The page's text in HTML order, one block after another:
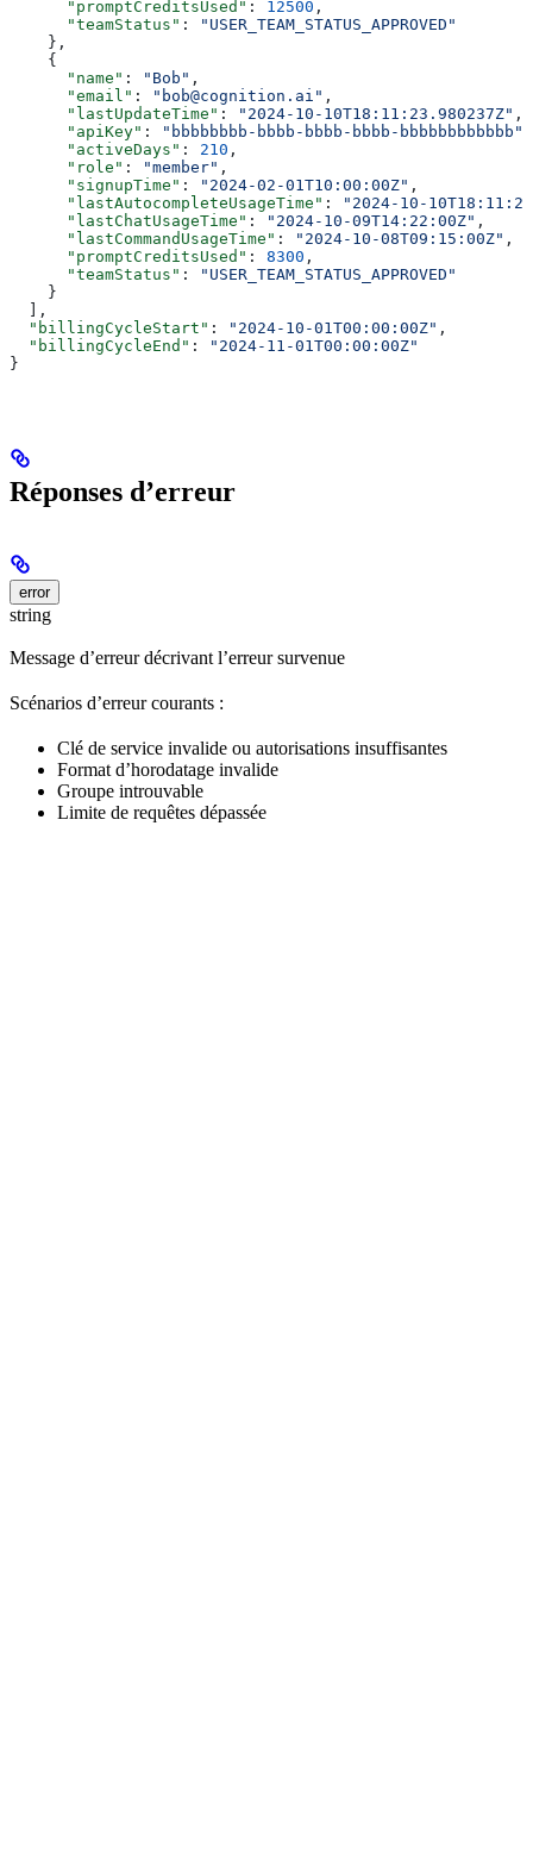
      "promptCreditsUsed"
: 12500 ,
      "teamStatus"
:
"USER_TEAM_STATUS_APPROVED"
    },
    {
      "name"
: "Bob" ,
      "email"
: "bob@cognition.ai" ,
      "lastUpdateTime"
: "2024-10-10T18:11:23.980237Z" ,
      "apiKey"
: "bbbbbbbb-bbbb-bbbb-bbbb-bbbbbbbbbbbb"
      "activeDays"
: 210 ,
      "role"
: "member" ,
      "signupTime"
: "2024-02-01T10:00:00Z" ,
      "lastAutocompleteUsageTime"
:
"2024-10-
      "lastChatUsageTime"
: "2024-10-09T14:22:00Z" ,
      "lastCommandUsageTime"
: "2024-10-08T09:15:00Z" ,
      "promptCreditsUsed"
: 8300 ,
      "teamStatus"
:
"USER_TEAM_STATUS_APPROVED"
    }
  ],
  "billingCycleStart"
: "2024-10-01T00:00:00Z" ,
  "billingCycleEnd"
:
"2024-11-01T00:00:00Z"
}
Réponses d’erreur
error
string
Message d’erreur décrivant l’erreur survenue
Scénarios d’erreur courants :
Clé de service invalide ou autorisations insuffisantes
Format d’horodatage invalide
Groupe introuvable
Limite de requêtes dépassée